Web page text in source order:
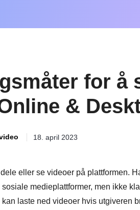
for å
&
18. april 2023
eller se videoer på plattformen.
medieplattformer, men ikke
laste ned videoer hvis utgiveren